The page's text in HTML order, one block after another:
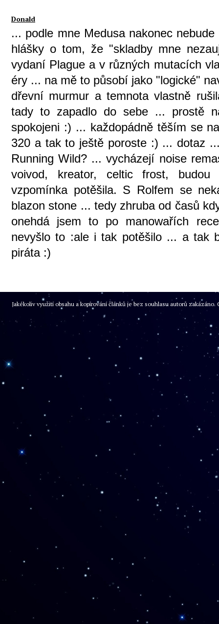
Donald
... podle mne Medusa nakonec
hlášky o tom, že "skladby mne
vydaní Plague a v různých mutacích
éry ... na mě to působí jako "logické"
dřevní murmur a temnota vlastně
tady to zapadlo do sebe ... prostě
spokojeni :) ... každopádně těším se
320 a tak to ještě poroste :) ... dotaz
Running Wild? ... vycházejí noise
voivod, kreator, celtic frost,
vzpomínka potěšila. S Rolfem se
blazon stone ... tedy zhruba od časů
onehdá jsem to po manowařích
nevyšlo to :ale i tak potěšilo ... a tak
piráta :)
Jakékoliv využití obsahu a kopírování článků je bez souhlasu autorů